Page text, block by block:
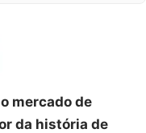
mercado de
da história de